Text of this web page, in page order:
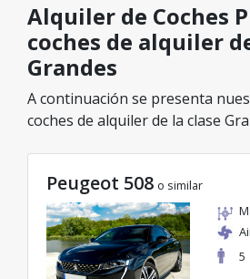
Alquiler de Coches
coches de alquiler
Grandes
A continuación se presenta
coches de alquiler de la clase
de la categoría seleccionada, con
excelentes desde solo 55€/día.
Peugeot 508 o similar
5